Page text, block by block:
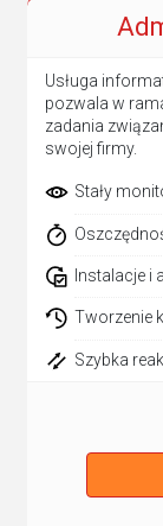
Usługa
pozwala w
zadania
swojej firmy.
Stały
Instalacje i
Tworzenie
Szybka